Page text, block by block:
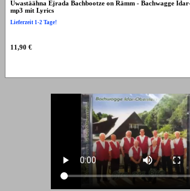
Uwastäähna Ejrada Bachbootze on Rämm - Bachwagge
mp3 mit Lyrics
Lieferzeit 1-2 Tage!
11,90 €